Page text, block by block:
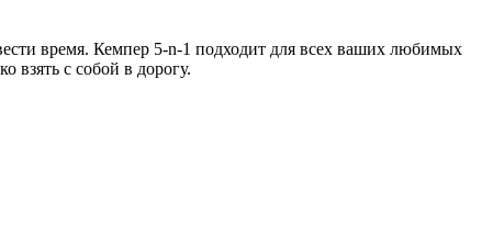
время. Кемпер 5-n-1 подходит для всех ваших любимых
взять с собой в дорогу.